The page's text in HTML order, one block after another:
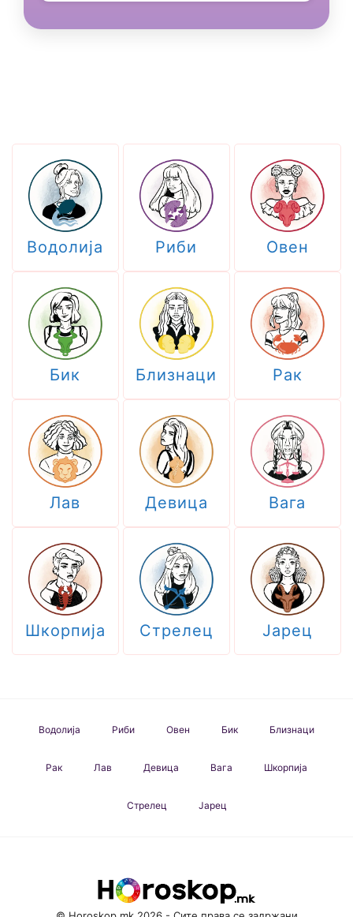
Водолија Риби Овен
Бик Близнаци Рак
Лав Девица Вага
Шкорпија Стрелец Јарец
Водолија Риби Овен Бик Близнаци
Рак Лав Девица Вага Шкорпија
Стрелец Јарец